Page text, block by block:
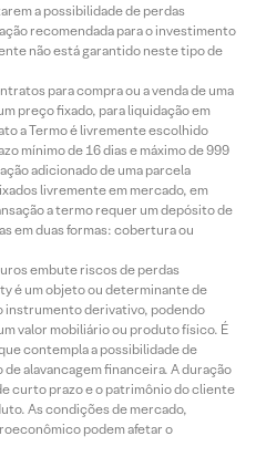
a possibilidade de perdas
recomendada para o investimento
não está garantido neste tipo de
para compra ou a venda de uma
preço fixado, para liquidação em
a Termo é livremente escolhido
mínimo de 16 dias e máximo de 999
adicionado de uma parcela
livremente em mercado, em
a termo requer um depósito de
em duas formas: cobertura ou
embute riscos de perdas
é um objeto ou determinante de
derivativo, podendo
valor mobiliário ou produto físico. É
contempla a possibilidade de
alavancagem financeira. A duração
curto prazo e o patrimônio do cliente
As condições de mercado,
podem afetar o